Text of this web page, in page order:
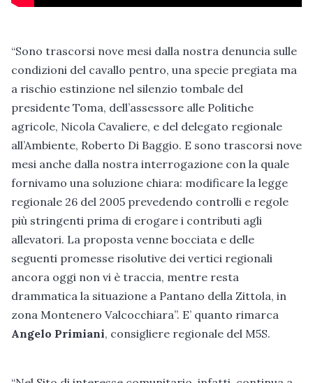
“Sono trascorsi nove mesi dalla nostra denuncia sulle
condizioni del cavallo pentro, una specie pregiata ma
a rischio estinzione nel silenzio tombale del
presidente Toma, dell’assessore alle Politiche
agricole, Nicola Cavaliere, e del delegato regionale
all’Ambiente, Roberto Di Baggio. E sono trascorsi nove
mesi anche dalla nostra interrogazione con la quale
fornivamo una soluzione chiara: modificare la legge
regionale 26 del 2005 prevedendo controlli e regole
più stringenti prima di erogare i contributi agli
allevatori. La proposta venne bocciata e delle
seguenti promesse risolutive dei vertici regionali
ancora oggi non vi è traccia, mentre resta
drammatica la situazione a Pantano della Zittola, in
zona Montenero Valcocchiara”. E’ quanto rimarca
Angelo Primiani, consigliere regionale del M5S.